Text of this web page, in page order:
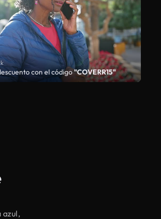
con el código"COVERR15"
azul,